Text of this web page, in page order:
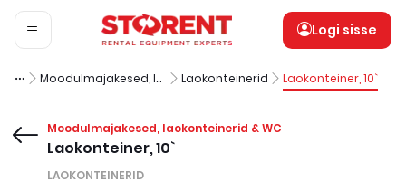
Logi sisse
Moodulmajakesed, laokonteinerid & WC Laokonteinerid Laokonteiner, 10`
Moodulmajakesed, laokonteinerid & WC
Laokonteiner, 10`
LAOKONTEINERID